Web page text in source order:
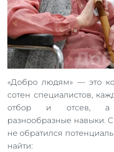
«Добро людям» — это
сотен специалистов,
отбор и отсев, а
разнообразные навыки.
не обратился
найти: